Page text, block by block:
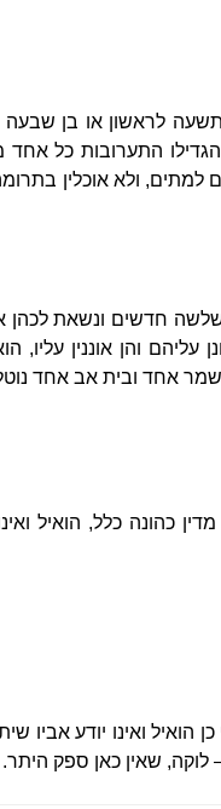
לראשון או בן שבעה
התערובות כל אחד
למתים, ולא אוכלין
חדשים ונשאת לכהן
עליהם והן אוננין עליו,
אחד ובית אב אחד
כהונה כלל, הואיל
ואינו יודע אביו
לוקה, שאין כאן ספק היתר.